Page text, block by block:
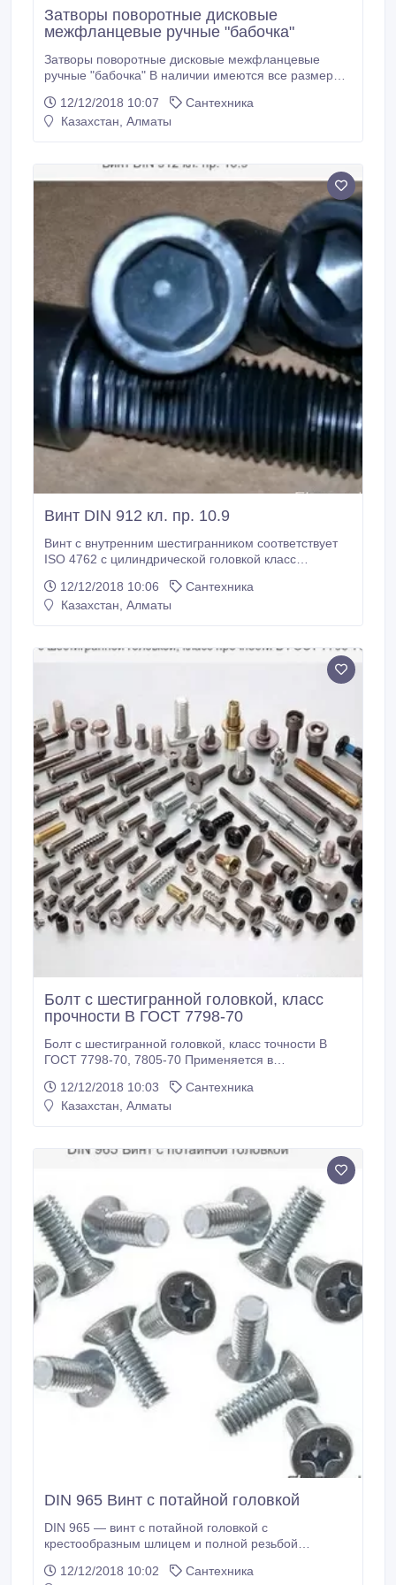
Затворы поворотные дисковые
межфланцевые ручные "бабочка"
Затворы поворотные дисковые межфланцевые
ручные "бабочка" В наличии имеются все размеры.
Казахстану. Все вопросы по ценам, условиям
доставки и скидкам можно задать нашим
поставки: кол-ва, условий оплаты и места отгрузки.
12/12/2018 10:07
Сантехника
Казахстан, Алматы
Винт DIN 912 кл. пр. 10.9
Винт с внутренним шестигранником соответствует
ISO 4762 с цилиндрической головкой класс
М6 д Винт с цилиндрической головкой и внутренним
шестигранником соответствует ISO 4762 с
12/12/2018 10:06
Сантехника
Казахстан, Алматы
Болт с шестигранной головкой, класс
прочности B ГОСТ 7798-70
Болт с шестигранной головкой, класс точности B
ГОСТ 7798-70, 7805-70 Применяется в
строительстве в качестве деталей соединения.
Класс прочности 5, 8 В наличие имеются все
12/12/2018 10:03
Сантехника
Казахстан, Алматы
DIN 965 Винт с потайной головкой
DIN 965 — винт с потайной головкой с
крестообразным шлицем и полной резьбой
всей длине шпильки). Винты DIN 965 используются
12/12/2018 10:02
Сантехника